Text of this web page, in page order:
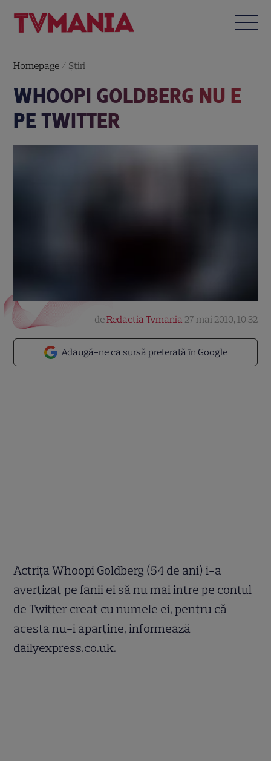
Homepage / Știri
WHOOPI GOLDBERG NU E
PE TWITTER
Adaugă-ne ca sursă preferată în Google
deRedactia Tvmania 27 mai 2010, 10:32
Actriţa Whoopi Goldberg (54 de ani) i-a
avertizat pe fanii ei să nu mai intre pe contul
de Twitter creat cu numele ei, pentru că
acesta nu-i aparţine, informează
dailyexpress.co.uk.